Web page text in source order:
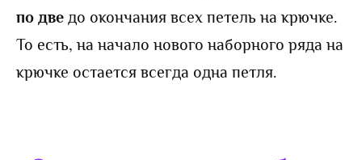
по две до окончания всех петель на крючке.
То есть, на начало нового наборного ряда на
крючке остается всегда одна петля.